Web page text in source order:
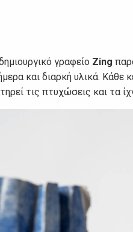
γραφείο Zing
και διαρκή υλικά. Κάθε
τις πτυχώσεις και τα